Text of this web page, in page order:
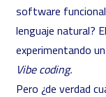
software
lenguaje natural?
experimentando
Vibe coding.
Pero ¿de verdad